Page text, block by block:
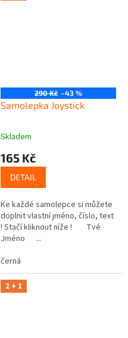
290 Kč –43 %
Samolepka Joystick
Skladem
165 Kč
DETAIL
Ke každé samolepce si můžete
doplnit vlastní jméno, číslo, text
! Stačí kliknout níže ! Tvé
Jméno ...
černá
2 + 1